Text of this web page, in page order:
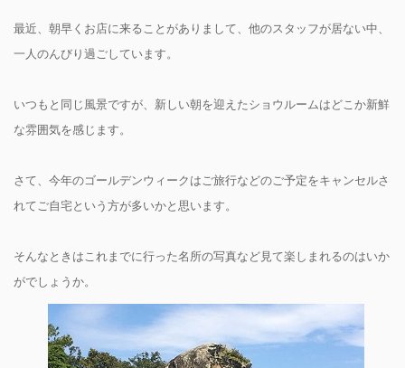
最近、朝早くお店に来ることがありまして、他のスタッフが居ない中、
一人のんびり過ごしています。
いつもと同じ風景ですが、新しい朝を迎えたショウルームはどこか新鮮
な雰囲気を感じます。
さて、今年のゴールデンウィークはご旅行などのご予定をキャンセルさ
れてご自宅という方が多いかと思います。
そんなときはこれまでに行った名所の写真など見て楽しまれるのはいか
がでしょうか。